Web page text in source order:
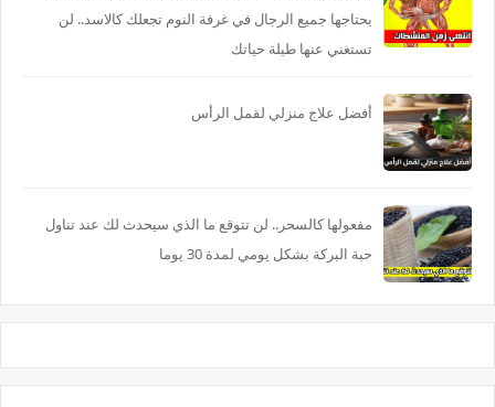
يحتاجها جميع الرجال في غرفة النوم تجعلك كالاسد.. لن
تستغني عنها طيلة حياتك
أفضل علاج منزلي لقمل الرأس
مفعولها كالسحر.. لن تتوقع ما الذي سيحدث لك عند تناول
حبة البركة بشكل يومي لمدة 30 يوما